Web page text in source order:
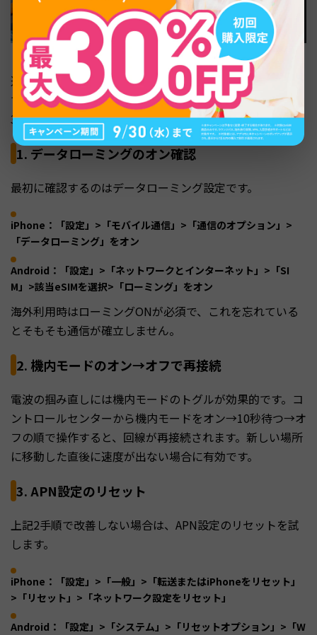
通信が遅い・繋がらないと感じた場合、現地で順番に試し
ていくチェックリストを整理します。多くの場合、最初の
3手順で改善します。
1. データローミングのオン確認
最初に確認するのはデータローミング設定です。
iPhone：「設定」>「モバイル通信」>「通信のオプション」>
「データローミング」をオン
Android：「設定」>「ネットワークとインターネット」>「SI
M」>該当eSIMを選択>「ローミング」をオン
海外利用時はローミングONが必須で、これを忘れている
とそもそも通信が確立しません。
2. 機内モードのオン→オフで再接続
電波の掴み直しには機内モードのトグルが効果的です。コ
ントロールセンターから機内モードをオン→10秒待つ→オ
フの順で操作すると、回線が再接続されます。新しい場所
に移動した直後に速度が出ない場合に有効です。
3. APN設定のリセット
上記2手順で改善しない場合は、APN設定のリセットを試
します。
iPhone：「設定」>「一般」>「転送またはiPhoneをリセット」
>「リセット」>「ネットワーク設定をリセット」
Android：「設定」>「システム」>「リセットオプション」>「W